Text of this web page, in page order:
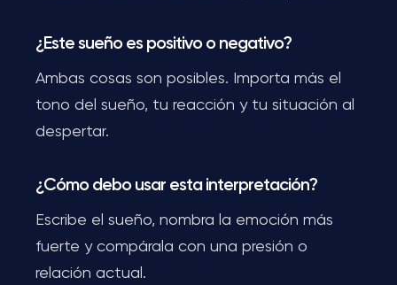
¿Este sueño es positivo o negativo?
Ambas cosas son posibles. Importa más el
tono del sueño, tu reacción y tu situación al
despertar.
¿Cómo debo usar esta interpretación?
Escribe el sueño, nombra la emoción más
fuerte y compárala con una presión o
relación actual.